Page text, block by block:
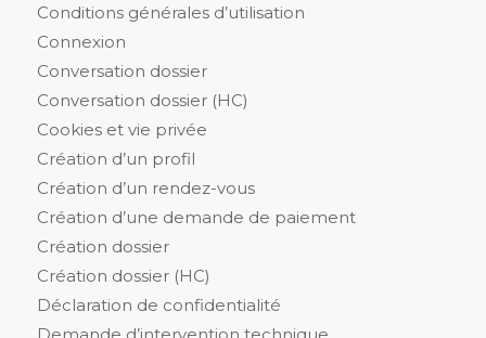
Conditions générales d’utilisation
Connexion
Conversation dossier
Conversation dossier (HC)
Cookies et vie privée
Création d’un profil
Création d’un rendez-vous
Création d’une demande de paiement
Création dossier
Création dossier (HC)
Déclaration de confidentialité